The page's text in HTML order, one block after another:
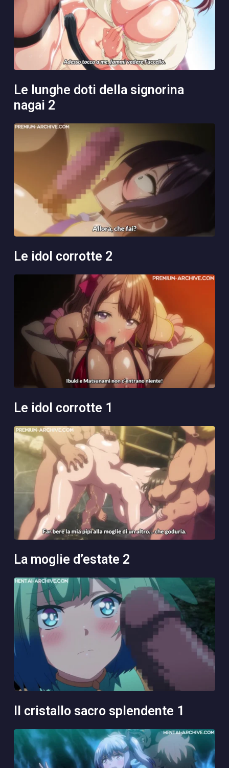
le lunghe doti della signorina
nagai 2
le idol corrotte 2
le idol corrotte 1
la moglie d’estate 2
il cristallo sacro splendente 1